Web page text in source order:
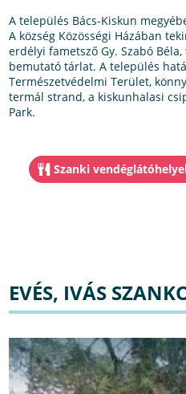
A település Bács-Kiskun
A község Közösségi Házában
erdélyi fametsző Gy. Szabó
bemutató tárlat. A település
Természetvédelmi Terület,
termál strand, a kiskunhalasi
Park.
Szanki
EVÉS, IVÁS